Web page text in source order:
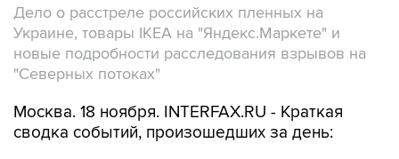
Дело о расстреле российских пленных на
Украине, товары IKEA на "Яндекс.Маркете" и
новые подробности расследования взрывов на
"Северных потоках"
Москва. 18 ноября. INTERFAX.RU - Краткая
сводка событий, произошедших за день: